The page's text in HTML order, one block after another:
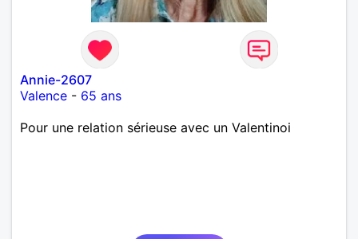
Annie-2607
Valence - 65 ans
Pour une relation sérieuse avec un Valentinoi